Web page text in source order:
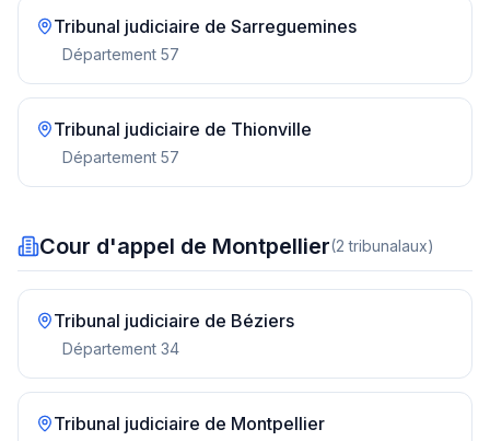
Tribunal judiciaire de Sarreguemines
Département 57
Tribunal judiciaire de Thionville
Département 57
Cour d'appel de Montpellier(2 tribunalaux)
Tribunal judiciaire de Béziers
Département 34
Tribunal judiciaire de Montpellier